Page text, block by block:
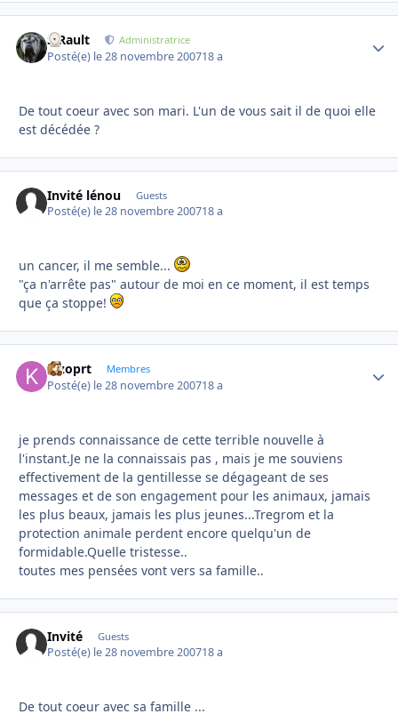
S.Rault Administratrice
Posté(e) le 28 novembre 200718 a
De tout coeur avec son mari. L'un de vous sait il de quoi elle
est décédée ?
Invité lénou Guests
Posté(e) le 28 novembre 200718 a
un cancer, il me semble...
"ça n'arrête pas" autour de moi en ce moment, il est temps
que ça stoppe!
kizoprt Membres
Posté(e) le 28 novembre 200718 a
je prends connaissance de cette terrible nouvelle à
l'instant.Je ne la connaissais pas , mais je me souviens
effectivement de la gentillesse se dégageant de ses
messages et de son engagement pour les animaux, jamais
les plus beaux, jamais les plus jeunes...Tregrom et la
protection animale perdent encore quelqu'un de
formidable.Quelle tristesse..
toutes mes pensées vont vers sa famille..
Invité Guests
Posté(e) le 28 novembre 200718 a
De tout coeur avec sa famille ...